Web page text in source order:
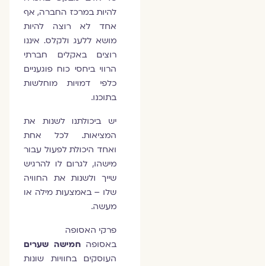
להיות במרכז החברה, אף
אחד לא רוצה להיות
מושא ללעג ולקלס. איננו
רוצים באקלים חברתי
הרווי ביחסי כוח פוגעניים
כלפי דמויות מוחלשות
בתוכנו.
יש ביכולתנו לשנות את
המציאות. לכל אחת
ואחד היכולת לפעול עבור
מישהו, לגרום לו להרגיש
שייך ולשנות את החוויה
שלו – באמצעות מילה או
מעשה.
פרקי האסופה
באסופהחמישה שערים
העוסקים בחוויות שונות